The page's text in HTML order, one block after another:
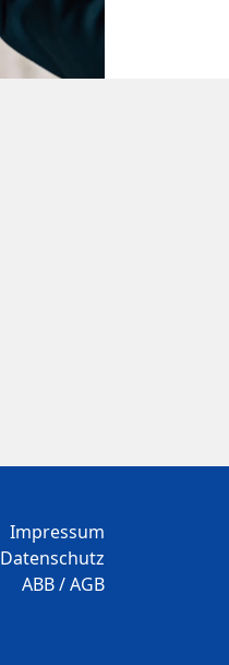
Impressum
Datenschutz
ABB / AGB